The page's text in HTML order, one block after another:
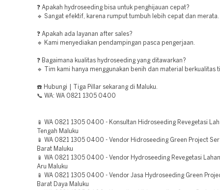
❓ Apakah hydroseeding bisa untuk penghijauan cepat?
🔹 Sangat efektif, karena rumput tumbuh lebih cepat dan merata.
❓ Apakah ada layanan after sales?
🔹 Kami menyediakan pendampingan pasca pengerjaan.
❓ Bagaimana kualitas hydroseeding yang ditawarkan?
🔹 Tim kami hanya menggunakan benih dan material berkualitas
☎️ Hubungi | Tiga Pillar sekarang di Maluku.
📞 WA: WA 0821 1305 0400
📱 WA 0821 1305 0400 - Konsultan Hidroseeding Revegetasi
Tengah Maluku
📱 WA 0821 1305 0400 - Vendor Hidroseeding Green Project
Barat Maluku
📱 WA 0821 1305 0400 - Vendor Hydroseeding Revegetasi
Aru Maluku
📱 WA 0821 1305 0400 - Vendor Jasa Hydroseeding Green
Barat Daya Maluku